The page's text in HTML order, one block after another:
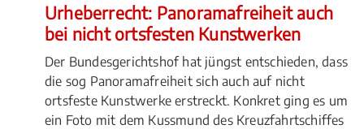
Urheberrecht: Panoramafreiheit auch
bei nicht ortsfesten Kunstwerken
Der Bundesgerichtshof hat jüngst entschieden, dass
die sog Panoramafreiheit sich auch auf nicht
ortsfeste Kunstwerke erstreckt. Konkret ging es um
ein Foto mit dem Kussmund des Kreuzfahrtschiffes